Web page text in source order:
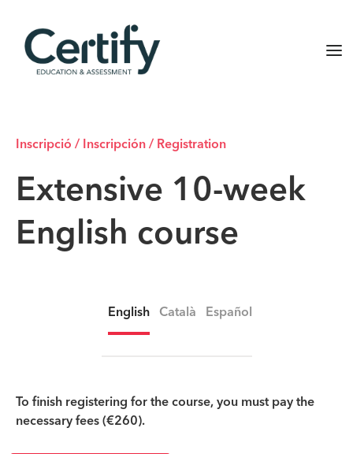
Inscripció / Inscripción / Registration
Extensive 10-week
English course
English Català Español
To finish registering for the course, you must pay the
necessary fees (€260).